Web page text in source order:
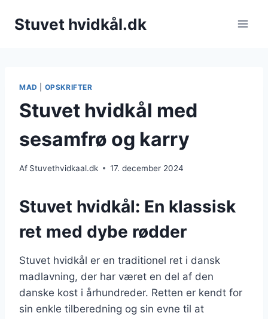
Stuvet hvidkål.dk
MAD OPSKRIFTER
Stuvet hvidkål med
sesamfrø og karry
Af Stuvethvidkaal.dk 17. december 2024
Stuvet hvidkål: En klassisk
ret med dybe rødder
Stuvet hvidkål er en traditionel ret i dansk
madlavning, der har været en del af den
danske kost i århundreder. Retten er kendt for
sin enkle tilberedning og sin evne til at